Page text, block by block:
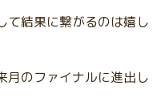
て結果に繋がるのは嬉し
月のファイナルに進出し